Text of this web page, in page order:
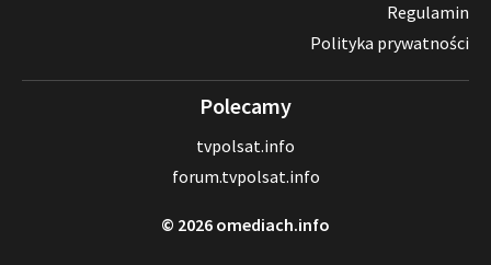
Regulamin
Polityka prywatności
Polecamy
tvpolsat.info
forum.tvpolsat.info
© 2026 omediach.info